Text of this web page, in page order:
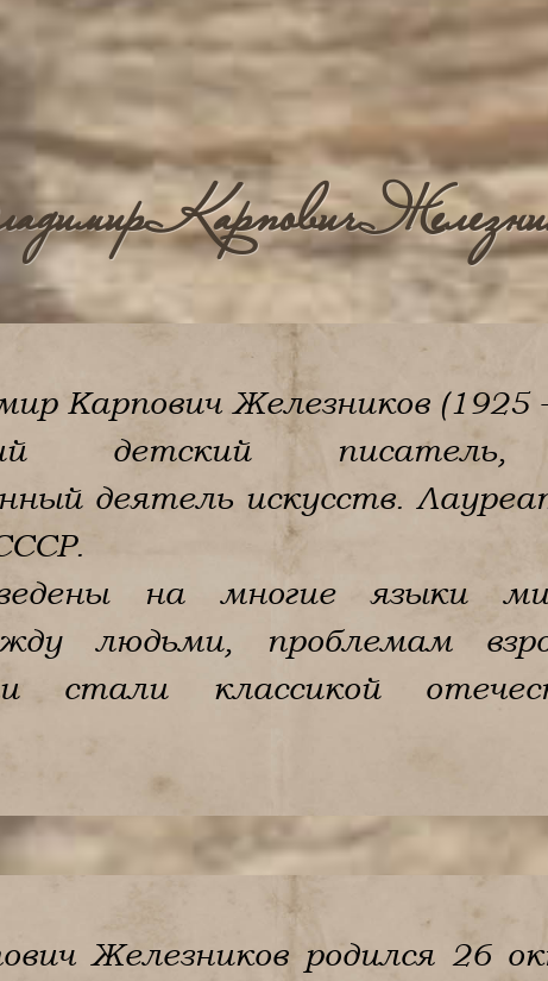
Карпович
Карпович Железников (1925
детский писатель,
деятель искусств.
на многие языки
людьми, проблемам
стали классикой
Железников родился 26